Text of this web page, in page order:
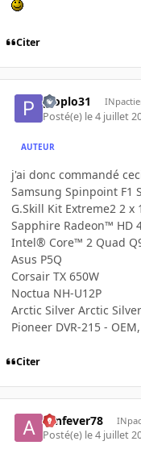
Citer
ploplo31
Posté(e) le 4 juillet
AUTEUR
j'ai donc commandé
Samsung Spinpoint F1
G.Skill Kit Extreme2 2 x
Sapphire Radeon™ HD
Intel® Core™ 2 Quad
Asus P5Q
Corsair TX 650W
Noctua NH-U12P
Arctic Silver Arctic
Pioneer DVR-215 -
Citer
aznfever78
Posté(e) le 4 juillet